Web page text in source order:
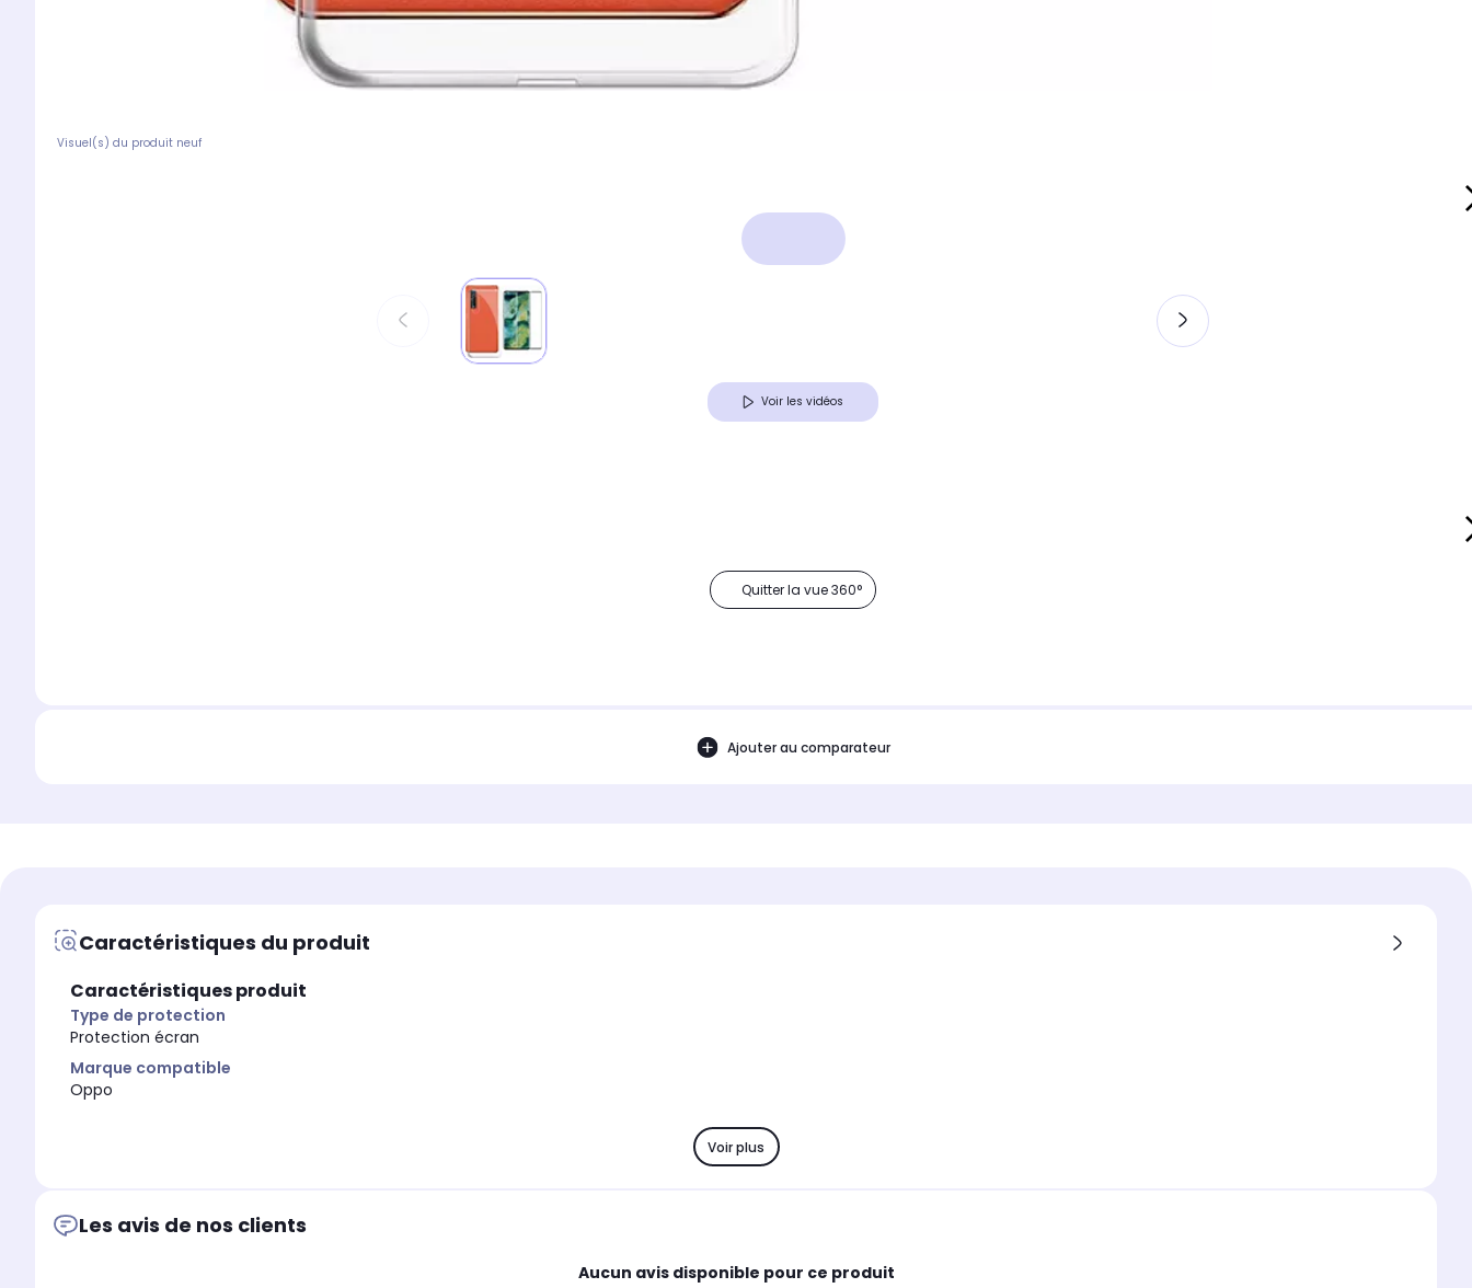
Visuel(s) du produit neuf
Voir les vidéos
Quitter la vue 360°
Ajouter au comparateur
Caractéristiques du produit
Caractéristiques produit
Type de protection
Protection écran
Marque compatible
Oppo
Voir plus
Les avis de nos clients
Aucun avis disponible pour ce produit